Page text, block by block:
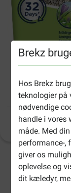
Brekz
Hos Brekz
teknologier på
nødvendige
handle i vores
måde. Med
performance-,
giver os
oplevelse og
dit kæledyr,
Biokat's
(70 )